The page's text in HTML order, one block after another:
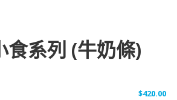
食系列 (牛奶條)
$420.00